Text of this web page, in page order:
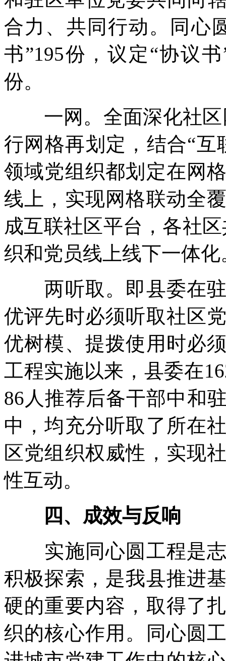
合力、共同行动。同心
书”195份，议定“协议
份。
一网。全面深化社区
行网格再划定，结合“
领域党组织都划定在网
线上，实现网格联动全
成互联社区平台，各社
织和党员线上线下一体化
两听取。即县委在驻
优评先时必须听取社区
优树模、提拨使用时必
工程实施以来，县委在
86人推荐后备干部中和
中，均充分听取了所在
区党组织权威性，实现
性互动。
四、成效与反响
实施同心圆工程是志
积极探索，是我县推进
硬的重要内容，取得了
织的核心作用。同心圆